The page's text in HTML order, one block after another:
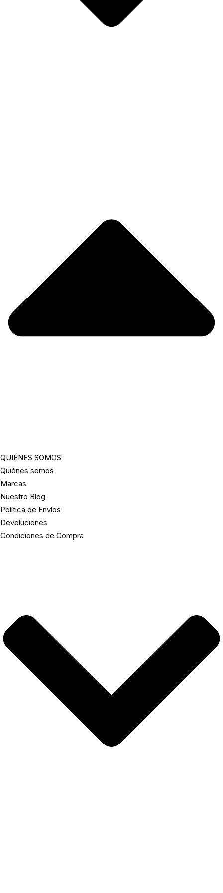
QUIÉNES SOMOS
Quiénes somos
Marcas
Nuestro Blog
Política de Envíos
Devoluciones
Condiciones de Compra